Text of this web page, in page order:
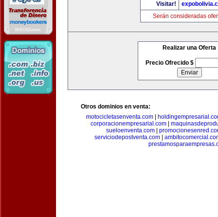
Visitar!
Serán consideradas
Realizar una Oferta
Precio Ofrecido $
Otros dominios en venta:
motocicletasenventa.com
corporacionempresarial.com
sueloenventa.com
serviciodepostventa.com